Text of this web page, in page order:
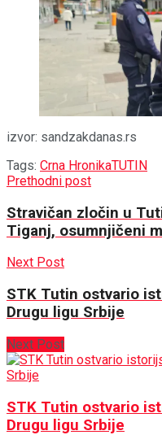
izvor: sandzakdanas.rs
Tags: Crna HronikaTUTIN
Prethodni post
Stravičan zločin u
Tiganj, osumnjičeni
Next Post
STK Tutin ostvario
Drugu ligu Srbije
Next Post
STK Tutin ostvario
Drugu ligu Srbije